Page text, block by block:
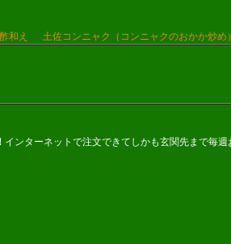
和え 土佐コンニャク（コンニャクのおかか炒め
インターネットで注文できてしかも玄関先まで毎週